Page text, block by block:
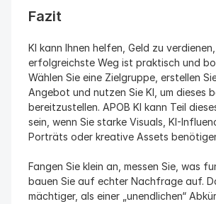
Fazit
KI kann Ihnen helfen, Geld zu
erfolgreichste Weg ist praktisch und
Wählen Sie eine Zielgruppe, erstellen
Angebot und nutzen Sie KI, um dieses
bereitzustellen. APOB KI kann Teil
sein, wenn Sie starke Visuals, KI-
Porträts oder kreative Assets
Fangen Sie klein an, messen Sie, was
bauen Sie auf echter Nachfrage auf.
mächtiger, als einer „unendlichen“